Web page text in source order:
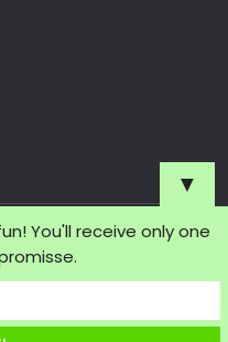
▼
You'll receive only one